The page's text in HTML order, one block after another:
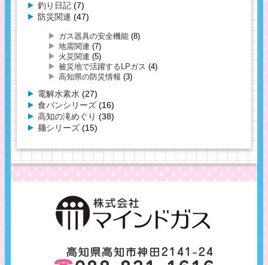
釣り日記 (7)
防災関連 (47)
ガス器具の安全機能 (8)
地震関連 (7)
火災関連 (5)
被災地で活躍するLPガス (4)
高知県の防災情報 (3)
電解水素水 (27)
食パンシリーズ (16)
高知の滝めぐり (38)
麺シリーズ (15)